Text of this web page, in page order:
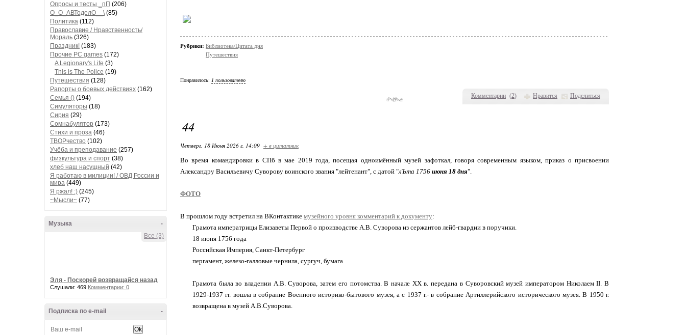
Опросы и тесты _пП (206)
О_О_АВТоделО__\(85)
Политика (112)
Православие / Нравственность/
Мораль (326)
Праздник! (183)
Прочие PC games (172)
A Legionary's Life (3)
This is The Police (19)
Путешествия (128)
Рапорты о боевых действиях (162)
Семья () (194)
Симуляторы (18)
Сирия (29)
Сомнабулятор (173)
Стихи и проза (46)
ТВОРчество (102)
Учёба и преподавание (257)
физкультура и спорт (38)
хлеб наш насущный (42)
Я работаю в милиции! / ОВД России и
мира (449)
Я ржал! :) (245)
~Мысли~ (77)
-
Музыка
Все (3)
Эля - Поскорей возвращайся назад
Слушали: 469 Комментарии: 0
-
Подписка по e-mail
Комментарии (2) Нравится Поделиться
Рубрики: Библиотека/Цитата дня
Путешествия
Понравилось: 1 пользователю
44
Четверг, 18 Июня 2026 г. 14:09 + в цитатник
Во время командировки в СПб в мае 2019 года, посещая одноимённый музей зафоткал, говоря современным языком, приказ о присвоении
Александру Васильевичу Суворову воинского звания "лейтенант", с датой "лЪта 1756 июня 18 дня".
ФОТО
В прошлом году встретил на ВКонтактике музейного уровня комментарий к документу:
Грамота императрицы Елизаветы Первой о производстве А.В. Суворова из сержантов лейб-гвардии в поручики.
18 июня 1756 года
Российская Империя, Санкт-Петербург
пергамент, железо-галловые чернила, сургуч, бумага
Грамота была во владении А.В. Суворова, затем его потомства. В начале ХХ в. передана в Суворовский музей императором Николаем II. В
1929-1937 гг. вошла в собрание Военного историко-бытового музея, а с 1937 г.- в собрание Артиллерийского исторического музея. В 1950 г.
возвращена в музей А.В.Суворова.